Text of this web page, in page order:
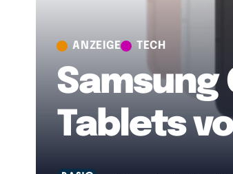
ANZEIGE TECH
Samsung
Tablets